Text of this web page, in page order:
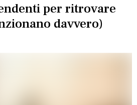
per ritrovare
davvero)